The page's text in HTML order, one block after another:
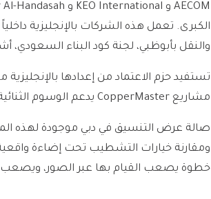
الكبرى. تعمل هذه الشركات بالإنجليزية
والنقل بأبوظبي، لجنة كود البناء السعودي،
تستفيد حزم الاعتماد من إعدادها
مشاريع CopperMaster يدعم الوسوم الثنائية اللغة على رسومات الأبعاد وشهادات المادة.
صالة عرض التنسيق في دبي موجودة لهذه
ومقارنة خيارات التشطيب تحت إضاءة واقعية
خطوة يصعب القيام بها عبر الصور، ويصعب إعادتها